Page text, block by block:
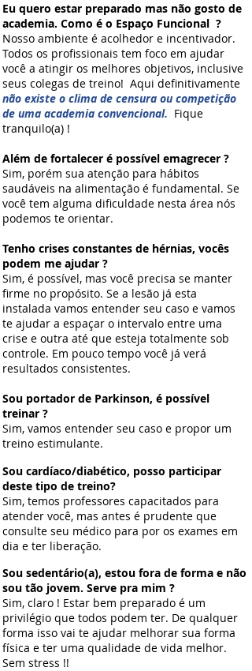
Eu quero estar preparado mas não gosto de
academia. Como é o Espaço Funcional ?
Nosso ambiente é acolhedor e incentivador.
Todos os profissionais tem foco em ajudar
você a atingir os melhores objetivos, inclusive
seus colegas de treino! Aqui definitivamente
não existe o clima de censura ou competição
de uma academia convencional. Fique
tranquilo(a) !
Além de fortalecer é possível emagrecer ?
Sim, porém sua atenção para hábitos
saudáveis na alimentação é fundamental. Se
você tem alguma dificuldade nesta área nós
podemos te orientar.
Tenho crises constantes de hérnias, vocês
podem me ajudar ?
Sim, é possível, mas você precisa se manter
firme no propósito. Se a lesão já esta
instalada vamos entender seu caso e vamos
te ajudar a espaçar o intervalo entre uma
crise e outra até que esteja totalmente sob
controle. Em pouco tempo você já verá
resultados consistentes.
Sou portador de Parkinson, é possível
treinar ?
Sim, vamos entender seu caso e propor um
treino estimulante.
Sou cardíaco/diabético, posso participar
deste tipo de treino?
Sim, temos professores capacitados para
atender você, mas antes é prudente que
consulte seu médico para por os exames em
dia e ter liberação.
Sou sedentário(a), estou fora de forma e não
sou tão jovem. Serve pra mim ?
Sim, claro ! Estar bem preparado é um
privilégio que todos podem ter. De qualquer
forma isso vai te ajudar melhorar sua forma
física e ter uma qualidade de vida melhor.
Sem stress !!